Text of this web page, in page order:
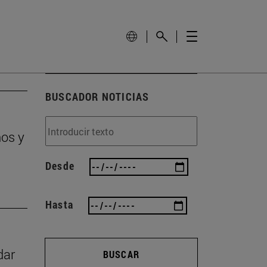
y
BUSCADOR NOTICIAS
Desde
Hasta
BUSCAR